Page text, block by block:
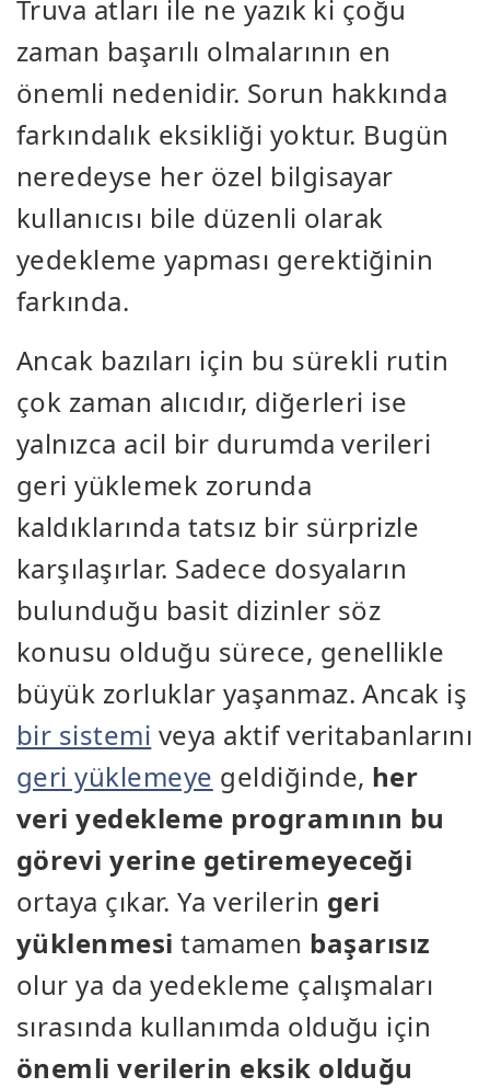
Truva atları ile ne yazık ki çoğu
zaman başarılı olmalarının en
önemli nedenidir. Sorun hakkında
farkındalık eksikliği yoktur. Bugün
neredeyse her özel bilgisayar
kullanıcısı bile düzenli olarak
yedekleme yapması gerektiğinin
farkında.
Ancak bazıları için bu sürekli rutin
çok zaman alıcıdır, diğerleri ise
yalnızca acil bir durumda verileri
geri yüklemek zorunda
kaldıklarında tatsız bir sürprizle
karşılaşırlar. Sadece dosyaların
bulunduğu basit dizinler söz
konusu olduğu sürece, genellikle
büyük zorluklar yaşanmaz. Ancak iş
bir sistemi veya aktif veritabanlarını
geri yüklemeye geldiğinde, her
veri yedekleme programının bu
görevi yerine getiremeyeceği
ortaya çıkar. Ya verilerin geri
yüklenmesi tamamen başarısız
olur ya da yedekleme çalışmaları
sırasında kullanımda olduğu için
önemli verilerin eksik olduğu